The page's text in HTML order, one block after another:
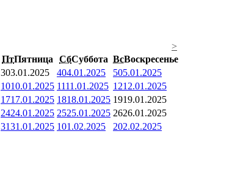
>
ПтПятница СбСуббота ВсВоскресенье
303.01.2025 404.01.2025 505.01.2025
1010.01.2025 1111.01.2025 1212.01.2025
1717.01.2025 1818.01.2025 1919.01.2025
2424.01.2025 2525.01.2025 2626.01.2025
3131.01.2025 101.02.2025 202.02.2025